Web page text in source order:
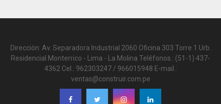
Dirección: Av. Separadora Industrial 2060 Oficina 303 Torre 1 Urb.
Residencial Monterrico - Lima - La Molina Teléfonos.: (51-1) 437-
4362 Cel.: 962303247 / 966015948 E-mail.:
ventas@construir.com.pe